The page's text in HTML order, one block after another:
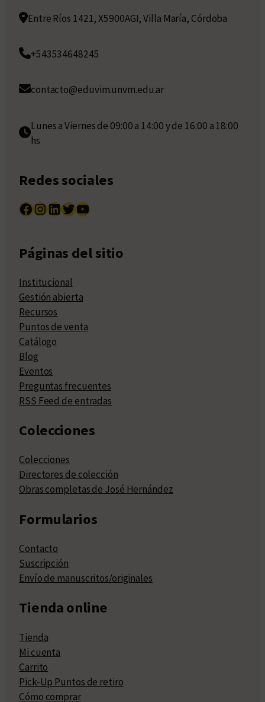
Entre Ríos 1421, X5900AGI, Villa María, Córdoba
+543534648245
contacto@eduvim.unvm.edu.ar
Lunes a Viernes de 09:00 a 14:00 y de 16:00 a 18:00
hs
Redes sociales
Facebook InstagramLinkedIn Twitter YouTube
Páginas del sitio
Institucional
Gestión abierta
Recursos
Puntos de venta
Catálogo
Blog
Eventos
Preguntas frecuentes
RSS Feed de entradas
Colecciones
Colecciones
Directores de colección
Obras completas de José Hernández
Formularios
Contacto
Suscripción
Envío de manuscritos/originales
Tienda online
Tienda
Mi cuenta
Carrito
Pick-Up Puntos de retiro
Cómo comprar